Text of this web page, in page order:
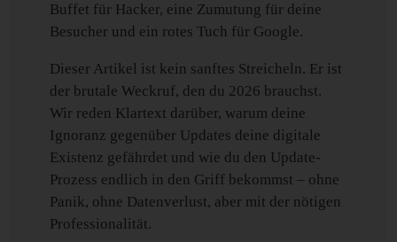
Buffet für Hacker, eine Zumutung für deine
Besucher und ein rotes Tuch für Google.
Dieser Artikel ist kein sanftes Streicheln. Er ist
der brutale Weckruf, den du 2026 brauchst.
Wir reden Klartext darüber, warum deine
Ignoranz gegenüber Updates deine digitale
Existenz gefährdet und wie du den Update-
Prozess endlich in den Griff bekommst – ohne
Panik, ohne Datenverlust, aber mit der nötigen
Professionalität.